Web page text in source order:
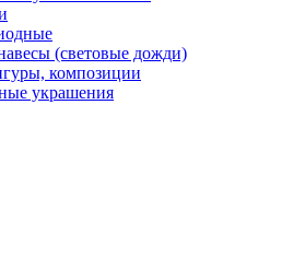
(световые дожди)
композиции
украшения